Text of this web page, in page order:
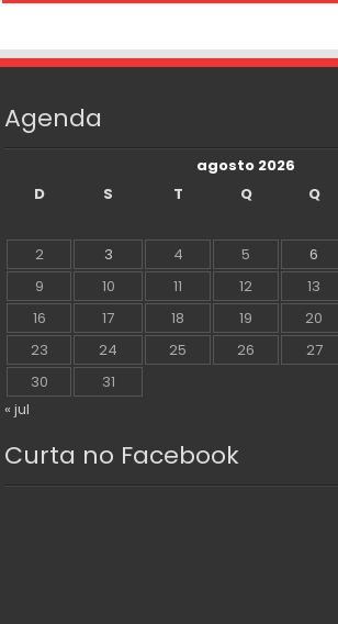
Agenda
agosto 2026
D
S T Q Q
2
3 4 5 6
9
10 11 12 13
16
17 18 19 20
23
24 25 26 27
30
31
« jul
Curta no Facebook